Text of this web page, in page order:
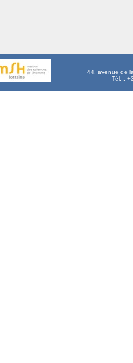
44, avenue de
Tél. :